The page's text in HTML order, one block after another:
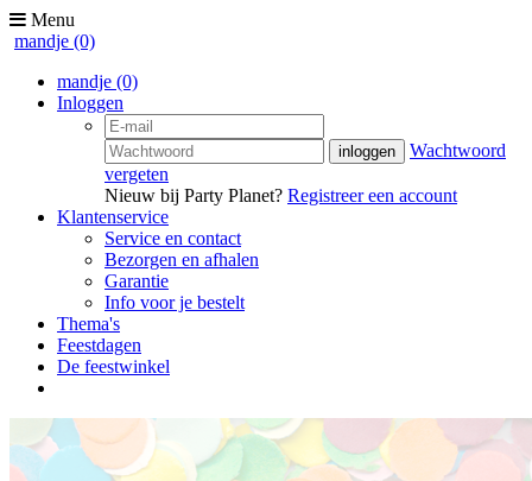
Menu
mandje (0)
mandje (0)
Inloggen
Wachtwoord
vergeten
Nieuw bij Party Planet? Registreer een account
Klantenservice
Service en contact
Bezorgen en afhalen
Garantie
Info voor je bestelt
Thema's
Feestdagen
De feestwinkel